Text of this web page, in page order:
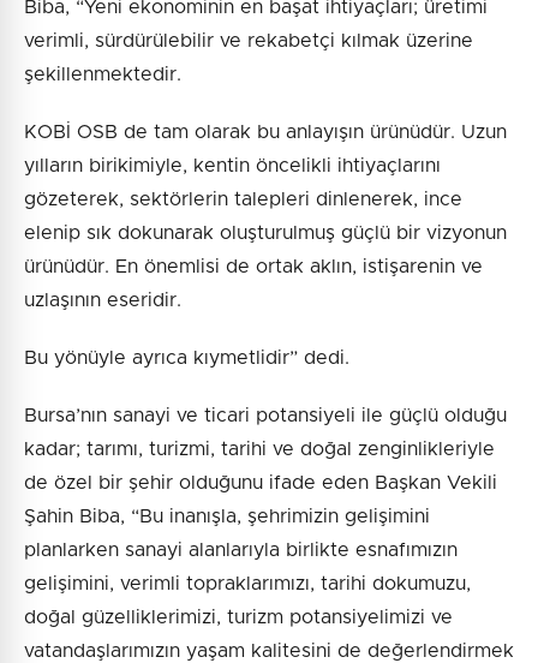
Biba, “Yeni ekonominin en başat ihtiyaçları; üretimi
verimli, sürdürülebilir ve rekabetçi kılmak üzerine
şekillenmektedir.
KOBİ OSB de tam olarak bu anlayışın ürünüdür. Uzun
yılların birikimiyle, kentin öncelikli ihtiyaçlarını
gözeterek, sektörlerin talepleri dinlenerek, ince
elenip sık dokunarak oluşturulmuş güçlü bir vizyonun
ürünüdür. En önemlisi de ortak aklın, istişarenin ve
uzlaşının eseridir.
Bu yönüyle ayrıca kıymetlidir” dedi.
Bursa’nın sanayi ve ticari potansiyeli ile güçlü olduğu
kadar; tarımı, turizmi, tarihi ve doğal zenginlikleriyle
de özel bir şehir olduğunu ifade eden Başkan Vekili
Şahin Biba, “Bu inanışla, şehrimizin gelişimini
planlarken sanayi alanlarıyla birlikte esnafımızın
gelişimini, verimli topraklarımızı, tarihi dokumuzu,
doğal güzelliklerimizi, turizm potansiyelimizi ve
vatandaşlarımızın yaşam kalitesini de değerlendirmek